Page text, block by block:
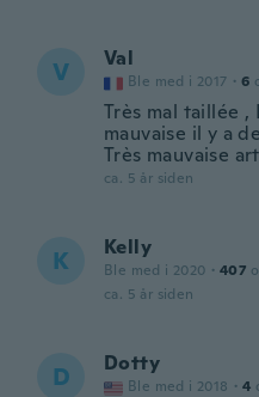
V Val
Ble med i 2017 · 6
Très mal taillée
mauvaise il y a
Très mauvaise
ca. 5 år siden
K Kelly
Ble med i 2020 · 407
ca. 5 år siden
D Dotty
Ble med i 2018 · 4